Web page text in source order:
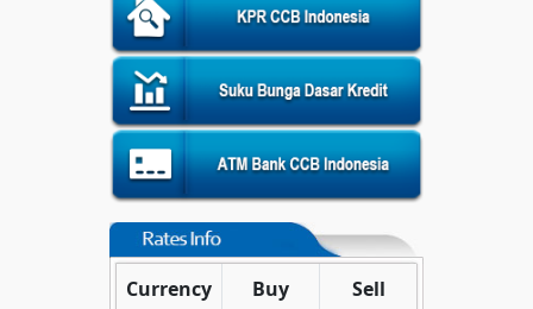
Currency Buy Sell